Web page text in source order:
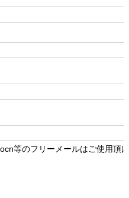
等のフリーメールはご使用頂